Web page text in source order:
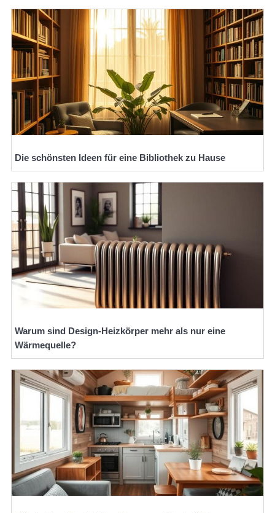
Die schönsten Ideen für eine Bibliothek zu Hause
Warum sind Design-Heizkörper mehr als nur eine
Wärmequelle?